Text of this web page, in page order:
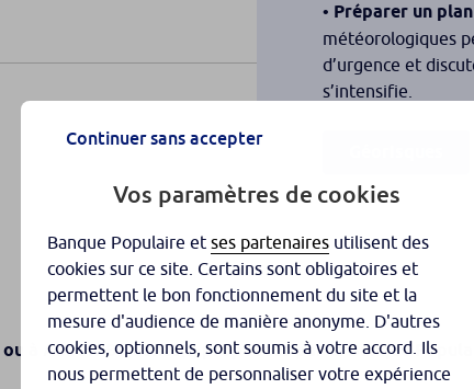
• Préparer un
météorologiques
d’urgence et
s’intensifie.
ou à ASSUR-BP Santé(2) proposées par la Banque
Continuer sans accepter
Vos paramètres de cookies
Banque Populaire et ses partenaires utilisent des
cookies sur ce site. Certains sont obligatoires et
permettent le bon fonctionnement du site et la
mesure d'audience de manière anonyme. D'autres
cookies, optionnels, sont soumis à votre accord. Ils
nous permettent de personnaliser votre expérience